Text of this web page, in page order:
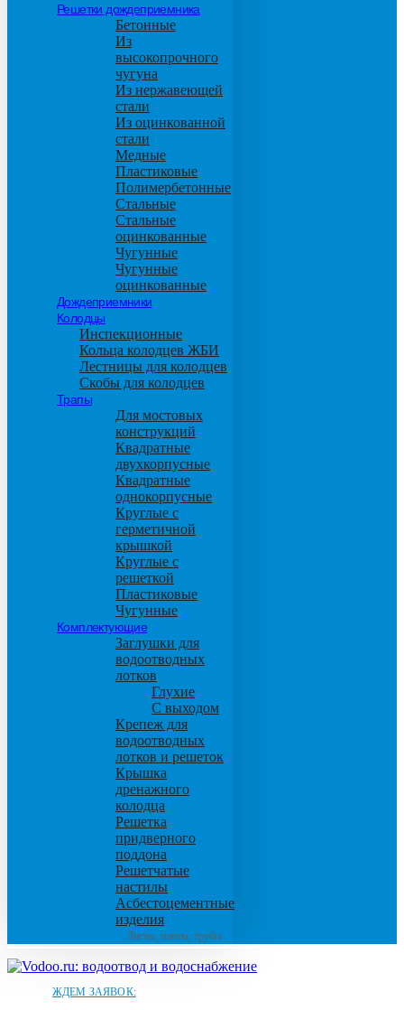
Решетки дождеприемника
Бетонные
Из
высокопрочного
чугуна
Из нержавеющей
стали
Из оцинкованной
стали
Медные
Пластиковые
Полимербетонные
Стальные
Стальные
оцинкованные
Чугунные
Чугунные
оцинкованные
Дождеприемники
Колодцы
Инспекционные
Кольца колодцев ЖБИ
Лестницы для колодцев
Скобы для колодцев
Трапы
Для мостовых
конструкций
Квадратные
двухкорпусные
Квадратные
однокорпусные
Круглые с
герметичной
крышкой
Круглые с
решеткой
Пластиковые
Чугунные
Комплектующие
Заглушки для
водоотводных
лотков
Глухие
С выходом
Крепеж для
водоотводных
лотков и решеток
Крышка
дренажного
колодца
Решетка
придверного
поддона
Решетчатые
настилы
Асбестоцементные
изделия
Листы, плиты, трубы
ЖДЕМ ЗАЯВОК: